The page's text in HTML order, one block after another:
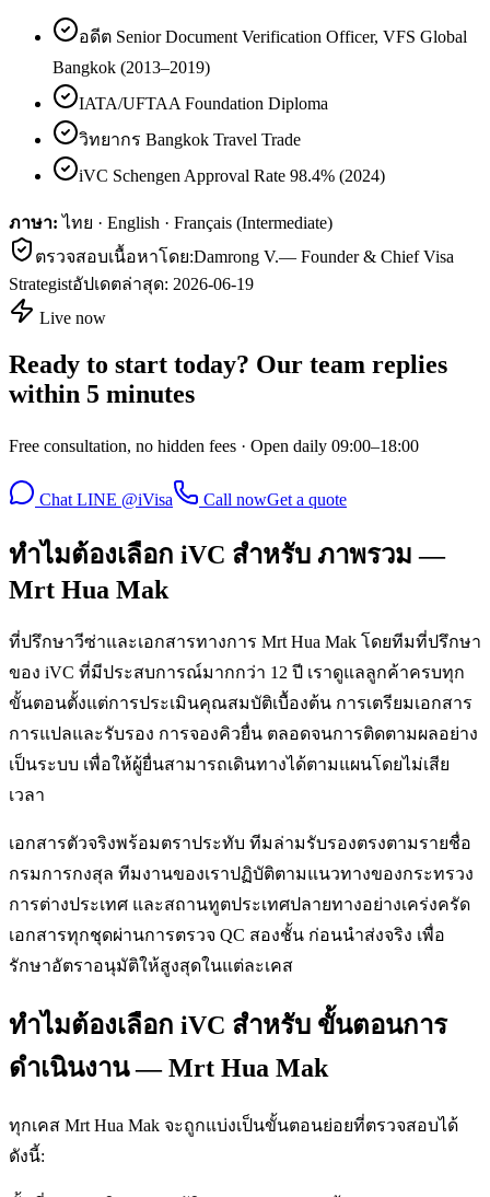
อดีต Senior Document Verification Officer, VFS Global
Bangkok (2013–2019)
IATA/UFTAA Foundation Diploma
วิทยากร Bangkok Travel Trade
iVC Schengen Approval Rate 98.4% (2024)
ภาษา: ไทย · English · Français (Intermediate)
ตรวจสอบเนื้อหาโดย:Damrong V.— Founder & Chief Visa
Strategistอัปเดตล่าสุด: 2026-06-19
Live now
Ready to start today? Our team replies
within 5 minutes
Free consultation, no hidden fees · Open daily 09:00–18:00
Chat LINE @iVisa Call nowGet a quote
ทำไมต้องเลือก iVC สำหรับ ภาพรวม —
Mrt Hua Mak
ที่ปรึกษาวีซ่าและเอกสารทางการ Mrt Hua Mak โดยทีมที่ปรึกษา
ของ iVC ที่มีประสบการณ์มากกว่า 12 ปี เราดูแลลูกค้าครบทุก
ขั้นตอนตั้งแต่การประเมินคุณสมบัติเบื้องต้น การเตรียมเอกสาร
การแปลและรับรอง การจองคิวยื่น ตลอดจนการติดตามผลอย่าง
เป็นระบบ เพื่อให้ผู้ยื่นสามารถเดินทางได้ตามแผนโดยไม่เสีย
เวลา
เอกสารตัวจริงพร้อมตราประทับ ทีมล่ามรับรองตรงตามรายชื่อ
กรมการกงสุล ทีมงานของเราปฏิบัติตามแนวทางของกระทรวง
การต่างประเทศ และสถานทูตประเทศปลายทางอย่างเคร่งครัด
เอกสารทุกชุดผ่านการตรวจ QC สองชั้น ก่อนนำส่งจริง เพื่อ
รักษาอัตราอนุมัติให้สูงสุดในแต่ละเคส
ทำไมต้องเลือก iVC สำหรับ ขั้นตอนการ
ดำเนินงาน — Mrt Hua Mak
ทุกเคส Mrt Hua Mak จะถูกแบ่งเป็นขั้นตอนย่อยที่ตรวจสอบได้
ดังนี้: